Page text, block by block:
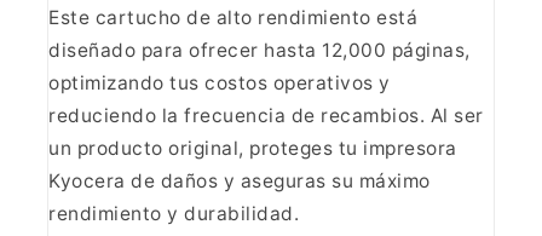
Este cartucho de alto rendimiento está
diseñado para ofrecer hasta 12,000 páginas,
optimizando tus costos operativos y
reduciendo la frecuencia de recambios. Al ser
un producto original, proteges tu impresora
Kyocera de daños y aseguras su máximo
rendimiento y durabilidad.